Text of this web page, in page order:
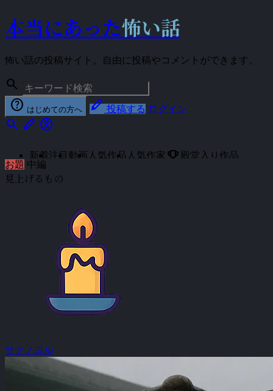
本当にあった怖い話
怖い話の投稿サイト。自由に投稿やコメントができます。
search
help はじめての方へ stylus 投稿する ログイン
search stylus account_circle
新着 注目 動画 人気作品 人気作家 emoji_events 殿堂入り作品
お題 中編
見上げるもの
サクノヨル